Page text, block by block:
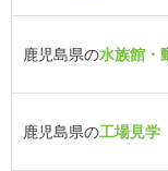
鹿児島県の水族館・
鹿児島県の工場見学